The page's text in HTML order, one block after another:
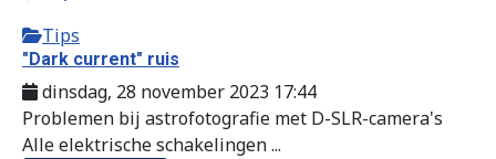
Tips
"Dark current" ruis
dinsdag, 28 november 2023 17:44
Problemen bij astrofotografie met D-SLR-camera's
Alle elektrische schakelingen ...